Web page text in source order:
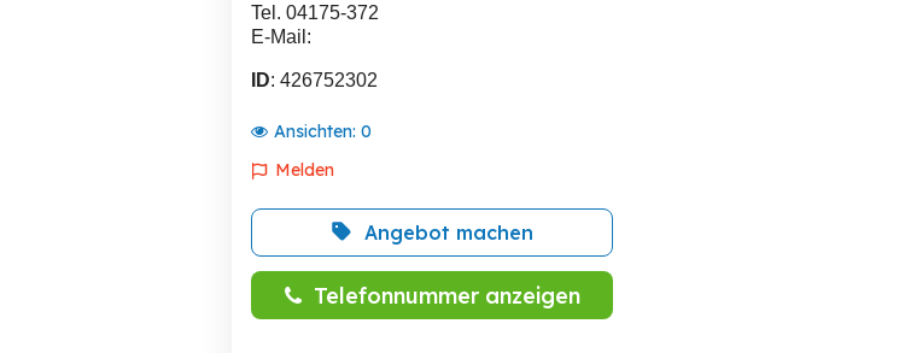
Tel. 04175-372
E-Mail:
ID: 426752302
Ansichten: 0
Melden
Angebot machen
Telefonnummer anzeigen